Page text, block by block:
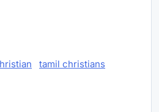
tamil christians